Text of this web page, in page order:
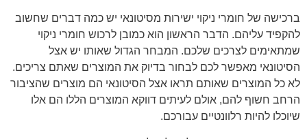
ברכישה של חומרי ניקוי ישירות מסיטונאי יש כמה דברים שחשוב
להקפיד עליהם. הדבר הראשון הוא כמובן לרכוש חומרי ניקוי
שמתאימים לצרכים שלכם. המבחר הגדול שאותו יש אצל
הסיטונאי מאפשר לכם לבחור בדיוק את המוצרים שאתם צריכים.
לא כל המוצרים שאותם תראו אצל הסיטונאי הם מוצרים שהציבור
הרחב חשוף להם, אולם לעיתים דווקא המוצרים הללו הם אלו
שיוכלו להיות רלוונטיים עבורכם.